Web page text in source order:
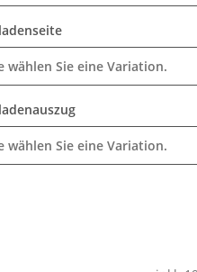
wählen Sie eine Variation.
wählen Sie eine Variation.